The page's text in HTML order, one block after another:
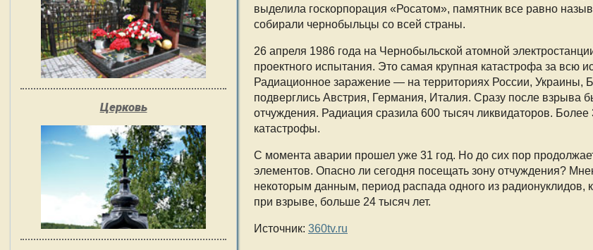
Церковь
выделила госкорпорация «Росатом», памятник все равно
собирали чернобыльцы со всей страны.
26 апреля 1986 года на Чернобыльской атомной
проектного испытания. Это самая крупная катастрофа за всю
Радиационное заражение — на территориях России, Украины,
подверглись Австрия, Германия, Италия. Сразу после взрыва
отчуждения. Радиация сразила 600 тысяч ликвидаторов. Более
катастрофы.
С момента аварии прошел уже 31 год. Но до сих пор
элементов. Опасно ли сегодня посещать зону отчуждения?
некоторым данным, период распада одного из радионуклидов,
при взрыве, больше 24 тысяч лет.
Источник: 360tv.ru